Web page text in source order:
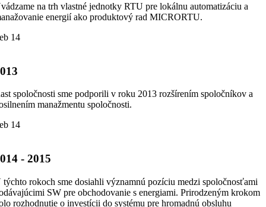
na trh vlastné jednotky RTU pre lokálnu automatizáciu a
energií ako produktový rad MICRORTU.
14
spoločnosti sme podporili v roku 2013 rozšírením spoločníkov a
manažmentu spoločnosti.
14
- 2015
týchto rokoch sme dosiahli významnú pozíciu medzi spoločnosťami
SW pre obchodovanie s energiami. Prirodzeným krokom
rozhodnutie o investícii do systému pre hromadnú obsluhu